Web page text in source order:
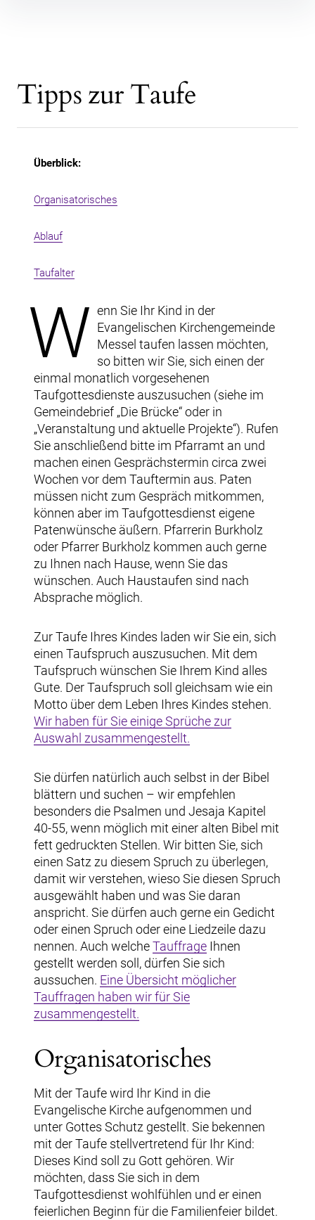
Tipps zur Taufe
Überblick:
Organisatorisches
Ablauf
Taufalter
W enn Sie Ihr Kind in der
Evangelischen Kirchengemeinde
Messel taufen lassen möchten,
so bitten wir Sie, sich einen der
einmal monatlich vorgesehenen
Taufgottesdienste auszusuchen (siehe im
Gemeindebrief „Die Brücke“ oder in
„Veranstaltung und aktuelle Projekte“). Rufen
Sie anschließend bitte im Pfarramt an und
machen einen Gesprächstermin circa zwei
Wochen vor dem Tauftermin aus. Paten
müssen nicht zum Gespräch mitkommen,
können aber im Taufgottesdienst eigene
Patenwünsche äußern. Pfarrerin Burkholz
oder Pfarrer Burkholz kommen auch gerne
zu Ihnen nach Hause, wenn Sie das
wünschen. Auch Haustaufen sind nach
Absprache möglich.
Zur Taufe Ihres Kindes laden wir Sie ein, sich
einen Taufspruch auszusuchen. Mit dem
Taufspruch wünschen Sie Ihrem Kind alles
Gute. Der Taufspruch soll gleichsam wie ein
Motto über dem Leben Ihres Kindes stehen.
Wir haben für Sie einige Sprüche zur
Auswahl zusammengestellt.
Sie dürfen natürlich auch selbst in der Bibel
blättern und suchen – wir empfehlen
besonders die Psalmen und Jesaja Kapitel
40-55, wenn möglich mit einer alten Bibel mit
fett gedruckten Stellen. Wir bitten Sie, sich
einen Satz zu diesem Spruch zu überlegen,
damit wir verstehen, wieso Sie diesen Spruch
ausgewählt haben und was Sie daran
anspricht. Sie dürfen auch gerne ein Gedicht
oder einen Spruch oder eine Liedzeile dazu
nennen. Auch welcheTauffrage Ihnen
gestellt werden soll, dürfen Sie sich
aussuchen. Eine Übersicht möglicher
Tauffragen haben wir für Sie
zusammengestellt.
Organisatorisches
Mit der Taufe wird Ihr Kind in die
Evangelische Kirche aufgenommen und
unter Gottes Schutz gestellt. Sie bekennen
mit der Taufe stellvertretend für Ihr Kind:
Dieses Kind soll zu Gott gehören. Wir
möchten, dass Sie sich in dem
Taufgottesdienst wohlfühlen und er einen
feierlichen Beginn für die Familienfeier bildet.